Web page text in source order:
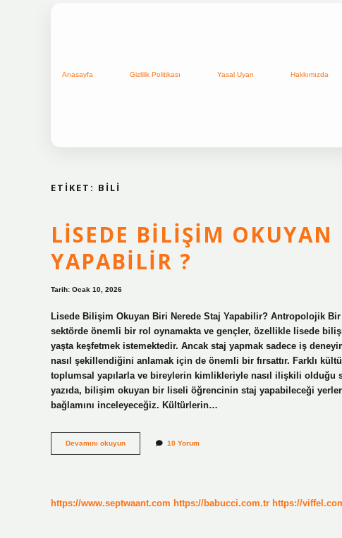
Anasayfa Gizlilik Politikası Yasal Uyarı Hakkımızda
ETIKET: BILI
LISEDE BILIŞIM OKUYAN
YAPABILIR ?
Tarih: Ocak 10, 2026
Lisede Bilişim Okuyan Biri Nerede Staj Yapabilir? Antropolojik
sektörde önemli bir rol oynamakta ve gençler, özellikle lisede
yaşta keşfetmek istemektedir. Ancak staj yapmak sadece iş
nasıl şekillendiğini anlamak için de önemli bir fırsattır. Farklı
toplumsal yapılarla ve bireylerin kimlikleriyle nasıl ilişkili olduğu
yazıda, bilişim okuyan bir liseli öğrencinin staj yapabileceği
bağlamını inceleyeceğiz. Kültürlerin…
Devamını okuyunLisede
bilişim
yapabilir
10 Yorum
https://www.septwaant.com https://babucci.com.tr https://